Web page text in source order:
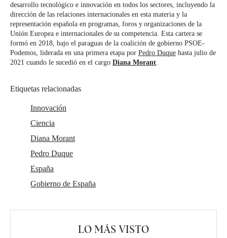
desarrollo tecnológico e innovación en todos los sectores, incluyendo la
dirección de las relaciones internacionales en esta materia y la
representación española en programas, foros y organizaciones de la
Unión Europea e internacionales de su competencia. Esta cartera se
formó en 2018, bajo el paraguas de la coalición de gobierno PSOE-
Podemos, liderada en una primera etapa por Pedro Duque hasta julio de
2021 cuando le sucedió en el cargo Diana Morant.
Etiquetas relacionadas
Innovación
Ciencia
Diana Morant
Pedro Duque
España
Gobierno de España
LO MÁS VISTO